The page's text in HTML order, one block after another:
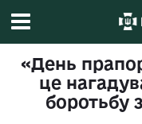
«День
це
боротьбу